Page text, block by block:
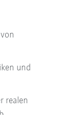
und
realen